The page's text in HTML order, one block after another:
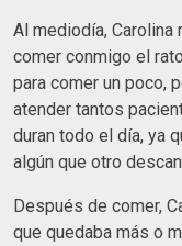
Al mediodía,
comer conmigo el
para comer un poco,
atender tantos
duran todo el día, ya
algún que otro
Después de comer,
que quedaba más o